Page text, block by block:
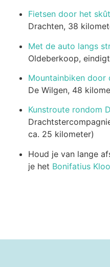
Fietsen door het
Drachten, 38
Met de auto langs
Oldeberkoop,
Mountainbiken door
De Wilgen, 48
Kunstroute rondom
ca. 25 kilometer)
Houd je van lange
je het Bonifatius